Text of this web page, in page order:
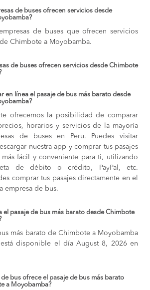
de buses ofrecen servicios desde
de buses que ofrecen servicios
Chimbote a Moyobamba.
de buses ofrecen servicios desde Chimbote
en línea el pasaje de bus más barato desde
ofrecemos la posibilidad de comparar
horarios y servicios de la mayoría
de buses en Peru. Puedes visitar
nuestra app y comprar tus pasajes
fácil y conveniente para ti, utilizando
de débito o crédito, PayPal, etc.
comprar tus pasajes directamente en el
empresa de bus.
el pasaje de bus más barato desde Chimbote
más barato de Chimbote a Moyobamba
disponible el día August 8, 2026 en
de bus ofrece el pasaje de bus más barato
a Moyobamba?